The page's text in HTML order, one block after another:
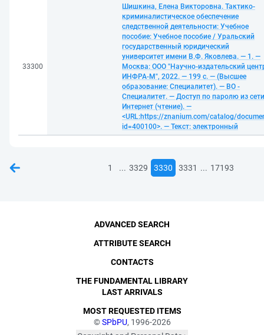
33300
Шишкина, Елена Викторовна. Тактико-
криминалистическое обеспечение
следственной деятельности: Учебное
пособие: Учебное пособие / Уральский
государственный юридический
университет имени В.Ф. Яковлева. — 1. —
Москва: ООО "Научно-издательский
ИНФРА-М", 2022. — 199 с. — (Высшее
образование: Специалитет). — ВО -
Специалитет. — Доступ по паролю из сети
Интернет (чтение). —
<URL:https://znanium.com/catalog/
id=400100>. — Текст: электронный
1 ... 3329 3330 3331 ... 17193
©SPbPU, 1996-2026
ADVANCED SEARCH
ATTRIBUTE SEARCH
CONTACTS
THE FUNDAMENTAL LIBRARY
LAST ARRIVALS
MOST REQUESTED ITEMS